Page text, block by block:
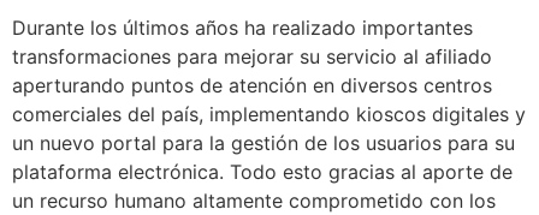
Durante los últimos años ha realizado importantes
transformaciones para mejorar su servicio al afiliado
aperturando puntos de atención en diversos centros
comerciales del país, implementando kioscos digitales y
un nuevo portal para la gestión de los usuarios para su
plataforma electrónica. Todo esto gracias al aporte de
un recurso humano altamente comprometido con los